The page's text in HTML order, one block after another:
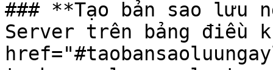
### **Tạo bản sao lưu
Server trên bảng điều